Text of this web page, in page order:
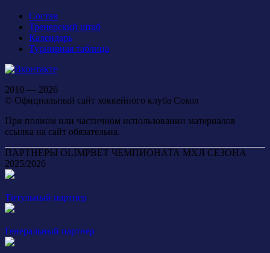
Состав
Тренерский штаб
Календарь
Турнирная таблица
2010 — 2026
© Официальный сайт хоккейного клуба Сокол
При полном или частичном использовании материалов
ссылка на сайт обязательна.
ПАРТНЕРЫ OLIMPBET ЧЕМПИОНАТА МХЛ СЕЗОНА
2025/2026
Титульный партнер
Генеральный партнер